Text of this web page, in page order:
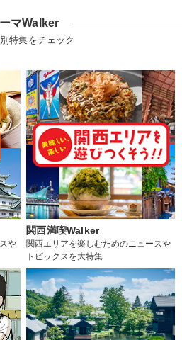
マWalker
特集をチェック
や
関西満喫Walker
関西エリアを楽しむためのニュースや
トピックスを大特集